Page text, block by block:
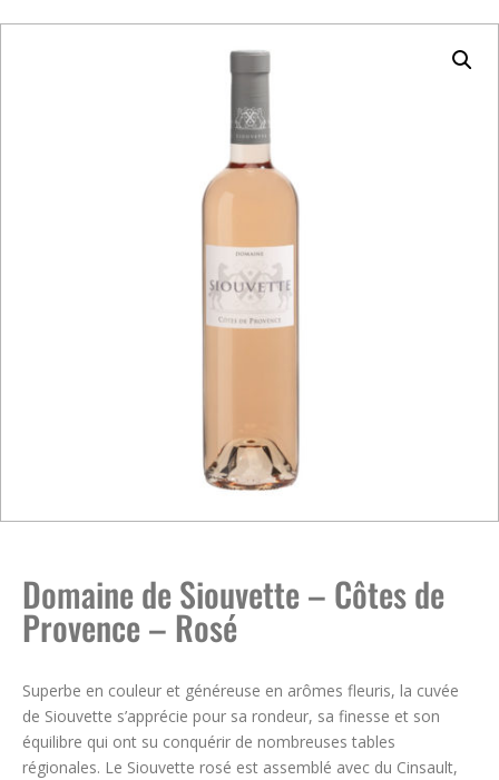
Domaine de Siouvette – Côtes de
Provence – Rosé
Superbe en couleur et généreuse en arômes fleuris, la cuvée
de Siouvette s’apprécie pour sa rondeur, sa finesse et son
équilibre qui ont su conquérir de nombreuses tables
régionales. Le Siouvette rosé est assemblé avec du Cinsault,